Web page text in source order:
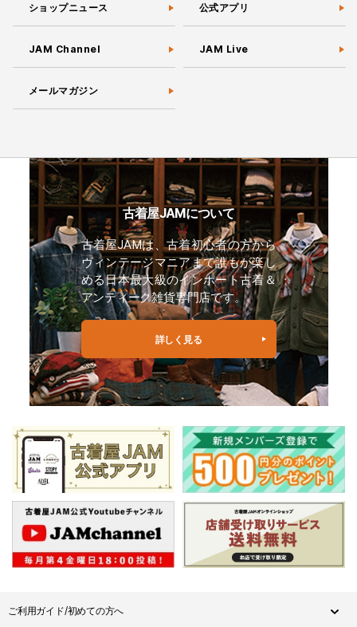
ショップニュース 公式アプリ
JAM Channel JAM Live
メールマガジン
古着屋JAMについて
古着屋JAMは、古着初心者の方から
ヴィンテージマニアまで誰もが楽し
める日本最大級のインポート古着＆
アンティーク雑貨専門店です。
詳しく見る
ご利用ガイド/初めての方へ